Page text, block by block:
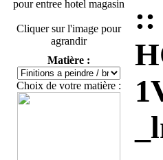
Cliquer sur l'image pour
agrandir
Matière :
Choix de votre matière :
::